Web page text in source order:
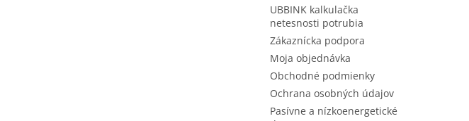
UBBINK kalkulačka
netesnosti potrubia
Zákaznícka podpora
Moja objednávka
Obchodné podmienky
Ochrana osobných údajov
Pasívne a nízkoenergetické